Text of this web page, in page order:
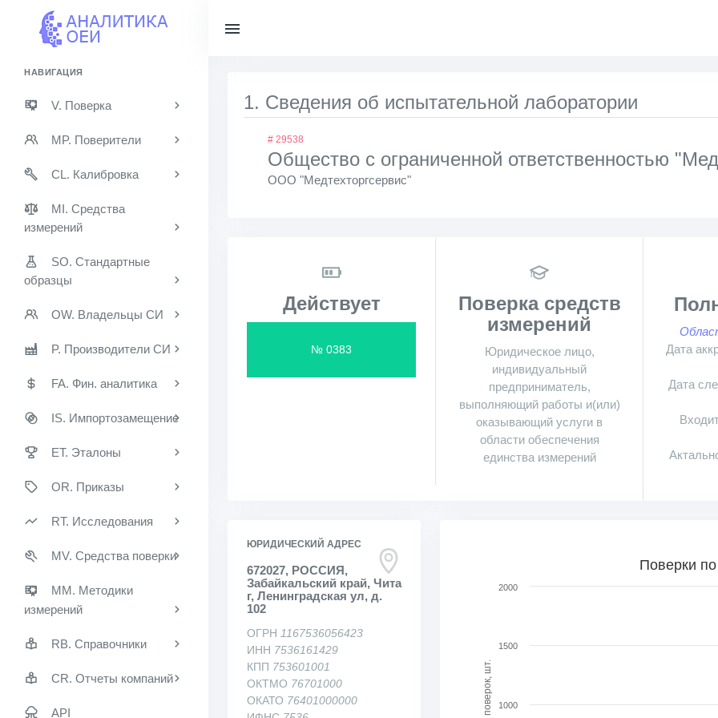
НАВИГАЦИЯ
V. Поверка
MP. Поверители
CL. Калибровка
MI. Средства
измерений
SO. Стандартные
образцы
OW. Владельцы СИ
P. Производители СИ
FA. Фин. аналитика
IS. Импортозамещение
ET. Эталоны
OR. Приказы
RT. Исследования
MV. Средства поверки
MM. Методики
измерений
RB. Справочники
CR. Отчеты компаний
API
1. Сведения об испытательной лаборатории
# 29538
Общество с ограниченной ответственностью
ООО "Медтехторгсервис"
Действует
№ 0383
Поверка средств
измерений
Юридическое лицо,
индивидуальный
предприниматель,
выполняющий работы и(или)
оказывающий услуги в
области обеспечения
единства измерений
Дата
Дата
ЮРИДИЧЕСКИЙ АДРЕС
672027, РОССИЯ,
Забайкальский край, Чита
г, Ленинградская ул, д.
102
ОГРН 1167536056423
ИНН 7536161429
КПП 753601001
ОКТМО 76701000
ОКАТО 76401000000
Bar chart with 75 bars.
The chart has 1 Y axis displaying Кол-во
Поверки
1000
1500
2000